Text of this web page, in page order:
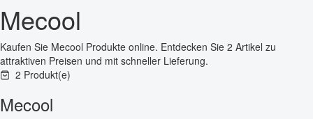
Mecool
Kaufen Sie Mecool Produkte online. Entdecken Sie 2 Artikel zu
attraktiven Preisen und mit schneller Lieferung.
2 Produkt(e)
Mecool